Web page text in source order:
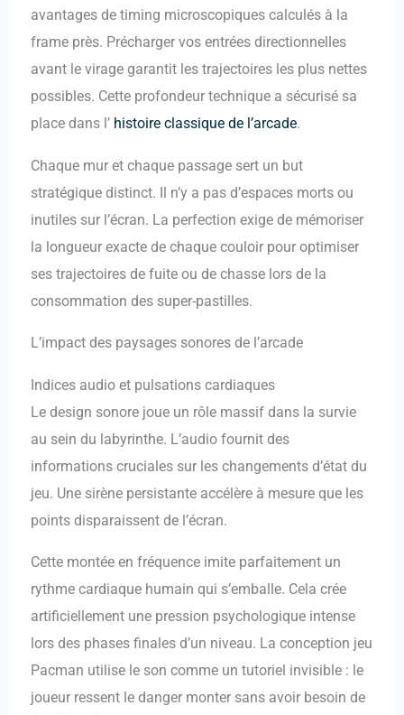
avantages de timing microscopiques calculés à la
frame près. Précharger vos entrées directionnelles
avant le virage garantit les trajectoires les plus nettes
possibles. Cette profondeur technique a sécurisé sa
place dans l’ histoire classique de l’arcade.
Chaque mur et chaque passage sert un but
stratégique distinct. Il n’y a pas d’espaces morts ou
inutiles sur l’écran. La perfection exige de mémoriser
la longueur exacte de chaque couloir pour optimiser
ses trajectoires de fuite ou de chasse lors de la
consommation des super-pastilles.
L’impact des paysages sonores de l’arcade
Indices audio et pulsations cardiaques
Le design sonore joue un rôle massif dans la survie
au sein du labyrinthe. L’audio fournit des
informations cruciales sur les changements d’état du
jeu. Une sirène persistante accélère à mesure que les
points disparaissent de l’écran.
Cette montée en fréquence imite parfaitement un
rythme cardiaque humain qui s’emballe. Cela crée
artificiellement une pression psychologique intense
lors des phases finales d’un niveau. La conception jeu
Pacman utilise le son comme un tutoriel invisible : le
joueur ressent le danger monter sans avoir besoin de